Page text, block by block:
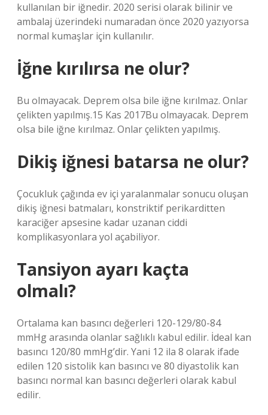
kullanılan bir iğnedir. 2020 serisi olarak bilinir ve
ambalaj üzerindeki numaradan önce 2020 yazıyorsa
normal kumaşlar için kullanılır.
İğne kırılırsa ne olur?
Bu olmayacak. Deprem olsa bile iğne kırılmaz. Onlar
çelikten yapılmış.15 Kas 2017Bu olmayacak. Deprem
olsa bile iğne kırılmaz. Onlar çelikten yapılmış.
Dikiş iğnesi batarsa ne olur?
Çocukluk çağında ev içi yaralanmalar sonucu oluşan
dikiş iğnesi batmaları, konstriktif perikarditten
karaciğer apsesine kadar uzanan ciddi
komplikasyonlara yol açabiliyor.
Tansiyon ayarı kaçta
olmalı?
Ortalama kan basıncı değerleri 120-129/80-84
mmHg arasında olanlar sağlıklı kabul edilir. İdeal kan
basıncı 120/80 mmHg’dir. Yani 12 ila 8 olarak ifade
edilen 120 sistolik kan basıncı ve 80 diyastolik kan
basıncı normal kan basıncı değerleri olarak kabul
edilir.